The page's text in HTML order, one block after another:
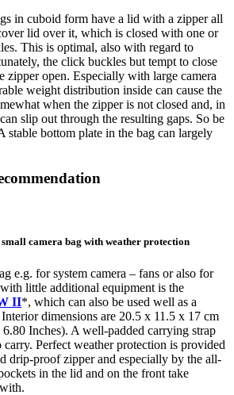
in cuboid form have a lid with a zipper all
lid over it, which is closed with one or
This is optimal, also with regard to
the click buckles but tempt to close
zipper open. Especially with large camera
weight distribution inside can cause the
when the zipper is not closed and, in
slip out through the resulting gaps. So be
stable bottom plate in the bag can largely
camera bag with weather protection
e.g. for system camera – fans or also for
little additional equipment is the
II*, which can also be used well as a
dimensions are 20.5 x 11.5 x 17 cm
Inches). A well-padded carrying strap
Perfect weather protection is provided
drip-proof zipper and especially by the all-
in the lid and on the front take